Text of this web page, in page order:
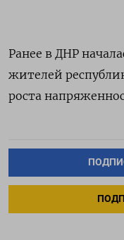
Ранее в ДНР
жителей
роста